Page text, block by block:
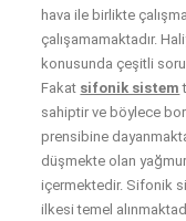
hava ile birlikte
çalışamamaktadır.
konusunda çeşitli
Fakat sifonik sistem
sahiptir ve böylece
prensibine
düşmekte olan
içermektedir. Sifonik
ilkesi temel